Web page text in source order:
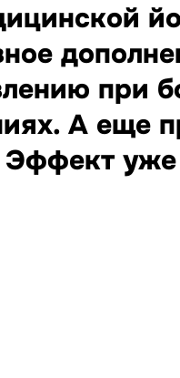
при
А еще
Эффект уже